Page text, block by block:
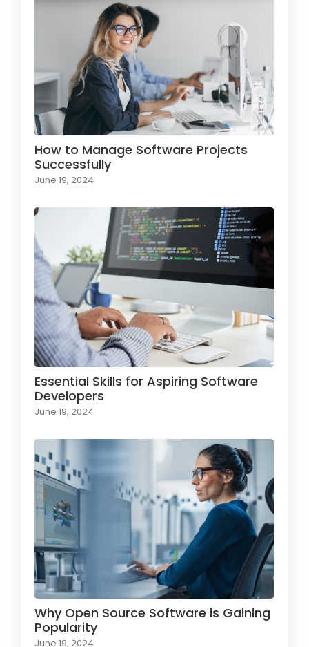
How to Manage Software Projects
Successfully
June 19, 2024
Essential Skills for Aspiring Software
Developers
June 19, 2024
Why Open Source Software is Gaining
Popularity
June 19, 2024